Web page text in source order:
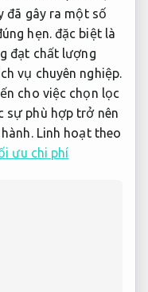
đã gây ra một số
hẹn.đặc biệt là
đạt chất lượng
vụ chuyên nghiệp.
cho việc chọn lọc
sự phù hợp trở nên
Linh hoạt theo
ưu chi phí